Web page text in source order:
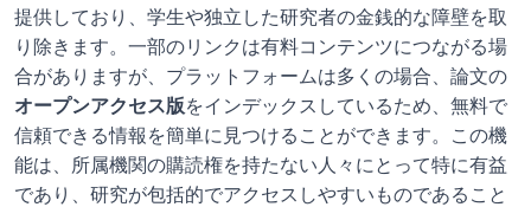
提供しており、学生や独立した研究者の金銭的な障壁を取
り除きます。一部のリンクは有料コンテンツにつながる場
合がありますが、プラットフォームは多くの場合、論文の
オープンアクセス版をインデックスしているため、無料で
信頼できる情報を簡単に見つけることができます。この機
能は、所属機関の購読権を持たない人々にとって特に有益
であり、研究が包括的でアクセスしやすいものであること